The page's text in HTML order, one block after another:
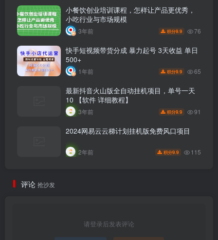
小餐饮创业培训课程，怎样让产品更优秀，
小吃行业与市场规模
3年前 积分9.9 76
快手短视频带货分成 暴力起号 3天收益 单日
500+
1年前 积分9.9 65
最新抖音火山版全自动挂机项目，单号一天
10 【软件 详细教程】
3年前 积分9.9 91
2024网易云云梯计划挂机版免费风口项目
2年前 积分9.9 115
评论 抢沙发
请登录后发表评论